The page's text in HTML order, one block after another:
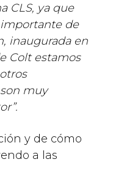
CLS, ya que
de
inaugurada en
Colt estamos
muy
y de cómo
a las